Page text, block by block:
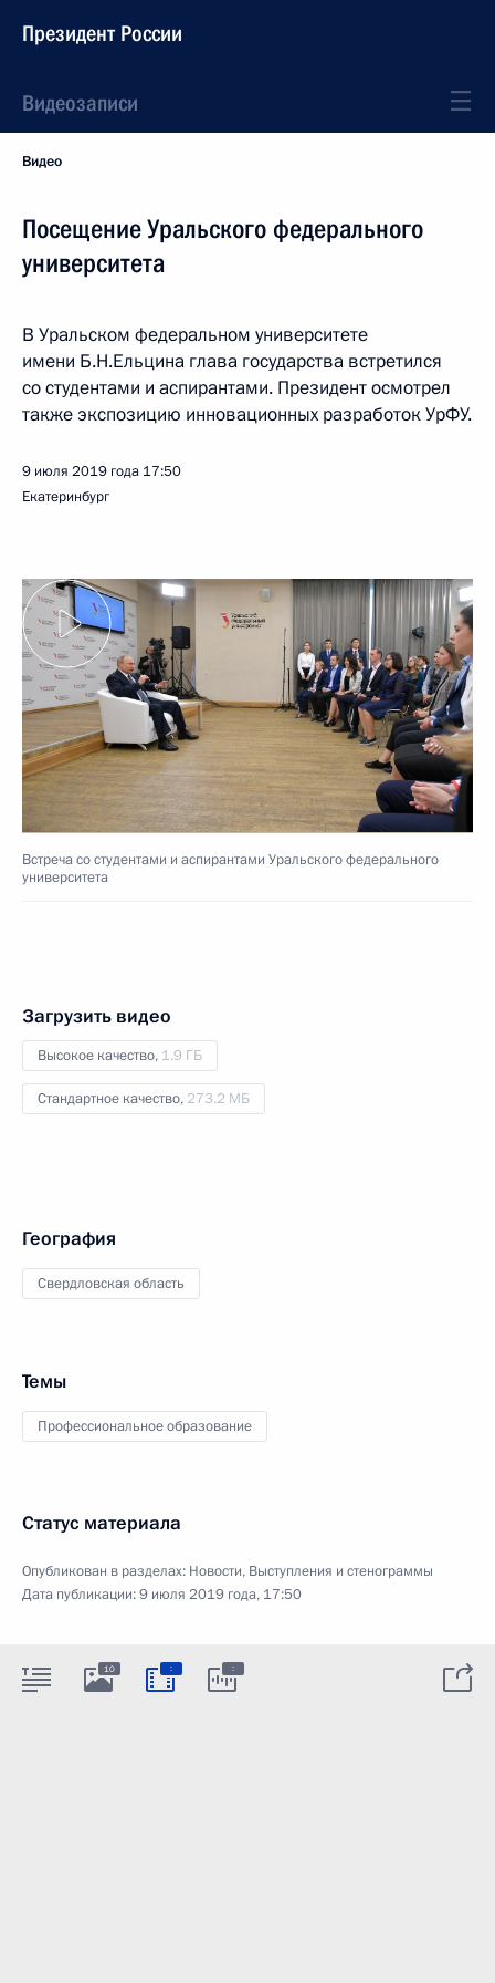
Президент России
Видеозаписи
Видео
Посещение Уральского федерального
университета
В Уральском федеральном университете
имени Б.Н.Ельцина глава государства встретился
со студентами и аспирантами. Президент осмотрел
также экспозицию инновационных разработок УрФУ.
9 июля 2019 года 17:50
Екатеринбург
Встреча со студентами и аспирантами Уральского федерального
университета
Загрузить видео
Высокое качество, 1.9 ГБ
Стандартное качество, 273.2 МБ
География
Свердловская область
Темы
Профессиональное образование
Статус материала
Опубликован в разделах: Новости, Выступления и стенограммы
Дата публикации:9 июля 2019 года, 17:50
10 : :